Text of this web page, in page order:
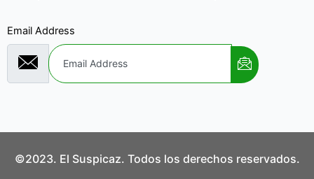
Email Address
©2023. El Suspicaz. Todos los derechos reservados.